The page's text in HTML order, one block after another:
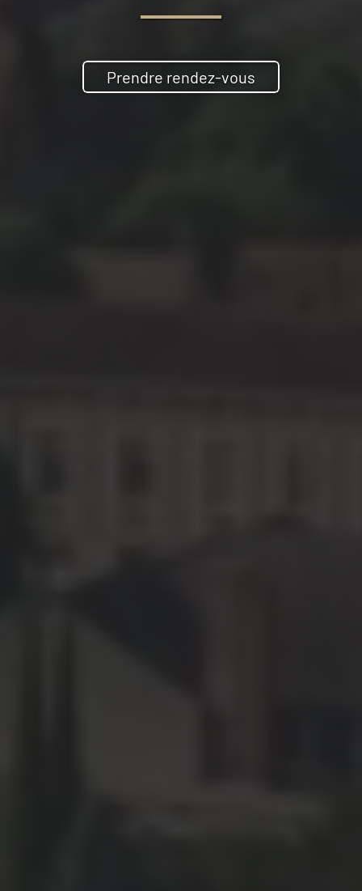
Prendre rendez-vous